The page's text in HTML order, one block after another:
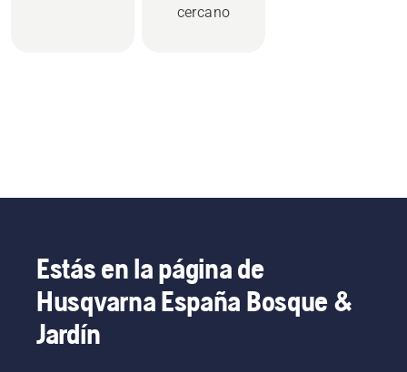
cercano
Estás en la página de
Husqvarna España Bosque &
Jardín